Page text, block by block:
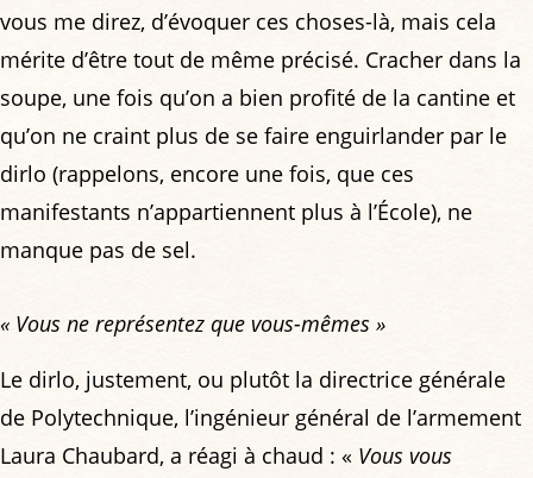
vous me direz, d’évoquer ces choses-là, mais cela
mérite d’être tout de même précisé. Cracher dans la
soupe, une fois qu’on a bien profité de la cantine et
qu’on ne craint plus de se faire enguirlander par le
dirlo (rappelons, encore une fois, que ces
manifestants n’appartiennent plus à l’École), ne
manque pas de sel.
« Vous ne représentez que vous-mêmes »
Le dirlo, justement, ou plutôt la directrice générale
de Polytechnique, l’ingénieur général de l’armement
Laura Chaubard, a réagi à chaud : « Vous vous